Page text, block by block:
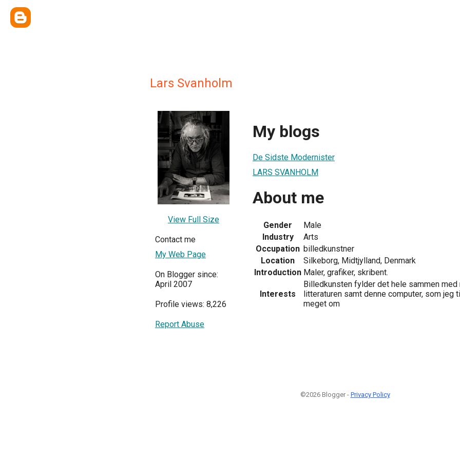
Lars Svanholm
View Full Size
Contact me
My Web Page
On Blogger since:
April 2007
Profile views: 8,226
Report Abuse
My blogs
De Sidste Modernister
LARS SVANHOLM
About me
Gender
Male
Industry
Arts
Occupation billedkunstner
Location
Silkeborg, Midtjylland, Denmark
Introduction Maler, grafiker, skribent.
Interests
Billedkunsten fylder det hele sammen med
litteraturen samt denne computer, som
meget om
©2026 Blogger - Privacy Policy